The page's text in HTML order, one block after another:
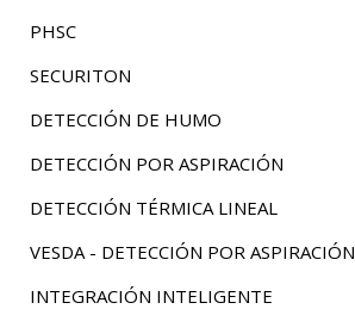
PHSC
SECURITON
DETECCIÓN DE HUMO
DETECCIÓN POR ASPIRACIÓN
DETECCIÓN TÉRMICA LINEAL
VESDA - DETECCIÓN POR ASPIRACIÓN
INTEGRACIÓN INTELIGENTE